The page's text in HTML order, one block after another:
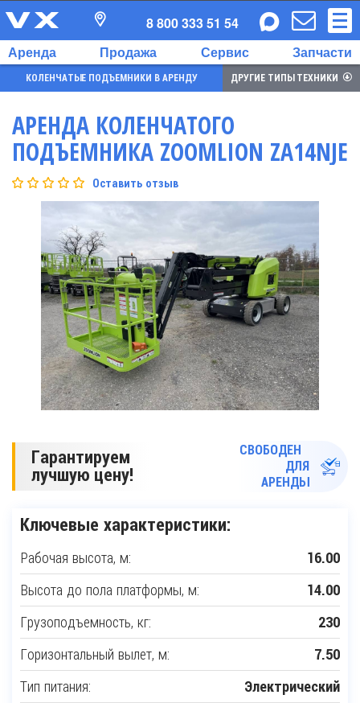
Аренда Продажа Сервис Запчасти
8 800 333 51 54
КОЛЕНЧАТЫЕ ПОДЪЕМНИКИ В АРЕНДУ ДРУГИЕ ТИПЫ ТЕХНИКИ
АРЕНДА КОЛЕНЧАТОГО
ПОДЪЕМНИКА ZOOMLION ZA14NJE
Оставить отзыв
Ключевые характеристики:
Рабочая высота, м: 16.00
Высота до пола платформы, м: 14.00
Грузоподъемность, кг: 230
Горизонтальный вылет, м: 7.50
Тип питания: Электрический
Гарантируем
лучшую цену!
СВОБОДЕН
ДЛЯ
АРЕНДЫ